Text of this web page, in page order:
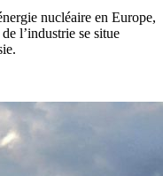
nucléaire en Europe,
l’industrie se situe